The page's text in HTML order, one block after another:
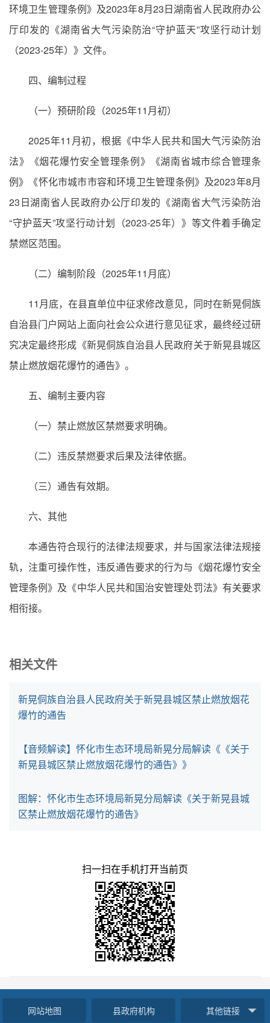
环境卫生管理条例》及2023年8月23日湖南省人民政府办公
厅印发的《湖南省大气污染防治“守护蓝天”攻坚行动计划
（2023-25年）》文件。
四、编制过程
（一）预研阶段（2025年11月初）
2025年11月初，根据《中华人民共和国大气污染防治
法》《烟花爆竹安全管理条例》《湖南省城市综合管理条
例》《怀化市城市市容和环境卫生管理条例》及2023年8月
23日湖南省人民政府办公厅印发的《湖南省大气污染防治
“守护蓝天”攻坚行动计划（2023-25年）》等文件着手确定
禁燃区范围。
（二）编制阶段（2025年11月底）
11月底，在县直单位中征求修改意见，同时在新晃侗族
自治县门户网站上面向社会公众进行意见征求，最终经过研
究决定最终形成《新晃侗族自治县人民政府关于新晃县城区
禁止燃放烟花爆竹的通告》。
五、编制主要内容
（一）禁止燃放区禁燃要求明确。
（二）违反禁燃要求后果及法律依据。
（三）通告有效期。
六、其他
本通告符合现行的法律法规要求，并与国家法律法规接
轨，注重可操作性，违反通告要求的行为与《烟花爆竹安全
管理条例》及《中华人民共和国治安管理处罚法》有关要求
相衔接。
相关文件
新晃侗族自治县人民政府关于新晃县城区禁止燃放烟花
爆竹的通告
【音频解读】怀化市生态环境局新晃分局解读《《关于
新晃县城区禁止燃放烟花爆竹的通告》》
图解：怀化市生态环境局新晃分局解读《关于新晃县城
区禁止燃放烟花爆竹的通告》
扫一扫在手机打开当前页
网站地图 县政府机构 其他链接